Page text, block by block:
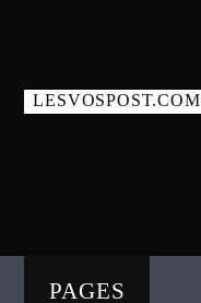
LESVOSPOST.COM
PAGES